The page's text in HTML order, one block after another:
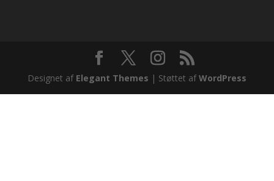
Designet af Elegant Themes | Støttet afWordPress